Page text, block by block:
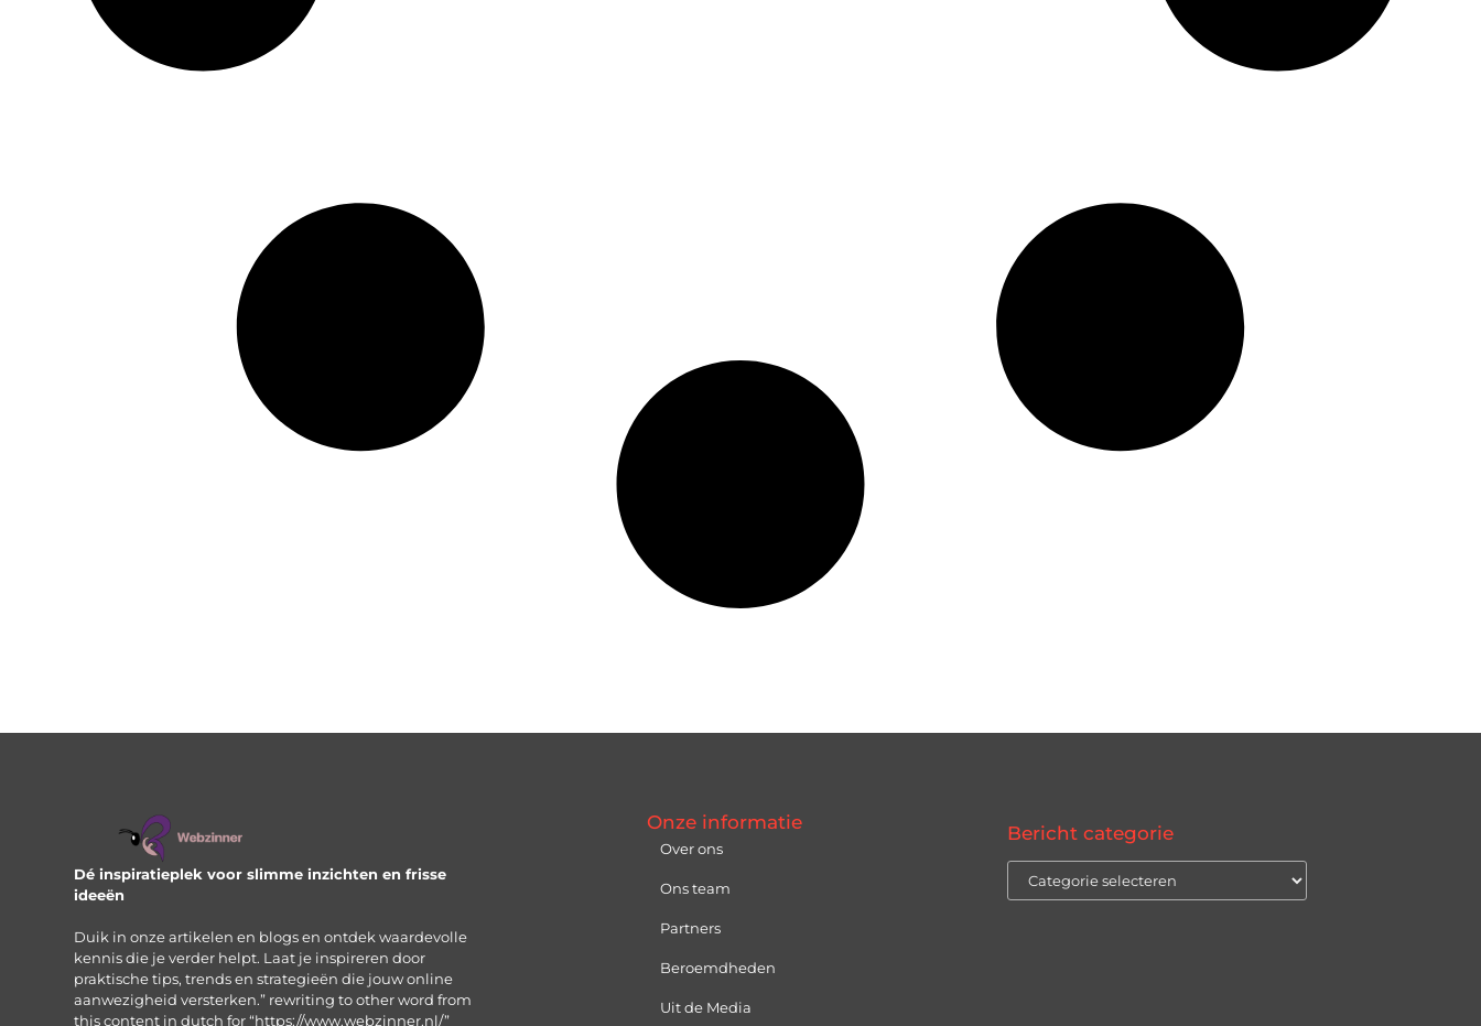
Dé inspiratieplek voor slimme inzichten en frisse
ideeën
Duik in onze artikelen en blogs en ontdek waardevolle
kennis die je verder helpt. Laat je inspireren door
praktische tips, trends en strategieën die jouw online
aanwezigheid versterken.” rewriting to other word from
this content in dutch for “https://www.webzinner.nl/”
Onze informatie
Over ons
Ons team
Partners
Beroemdheden
Uit de Media
Bericht categorie